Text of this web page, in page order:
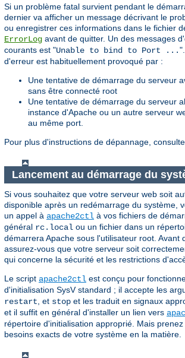
Si un problème fatal survient pendant le
dernier va afficher un message décrivant le
ou enregistrer ces informations dans le fichier
ErrorLog avant de quitter. Un des messages
courants est "Unable to bind to Port ...
d'erreur est habituellement provoqué par :
Une tentative de démarrage du serveur
sans être connecté root
Une tentative de démarrage du serveur
instance d'Apache ou un autre serveur
au même port.
Pour plus d'instructions de dépannage,
Lancement au démarrage du
Si vous souhaitez que votre serveur web soit
disponible après un redémarrage du système,
un appel à apache2ctl à vos fichiers de
général rc.local ou un fichier dans un
démarrera Apache sous l'utilisateur root. Avant
assurez-vous que votre serveur soit
qui concerne la sécurité et les restrictions
Le script apache2ctl est conçu pour
d'initialisation SysV standard ; il accepte les
restart , et stop et les traduit en signaux
et il suffit en général d'installer un lien vers
répertoire d'initialisation approprié. Mais
besoins exacts de votre système en la matière.